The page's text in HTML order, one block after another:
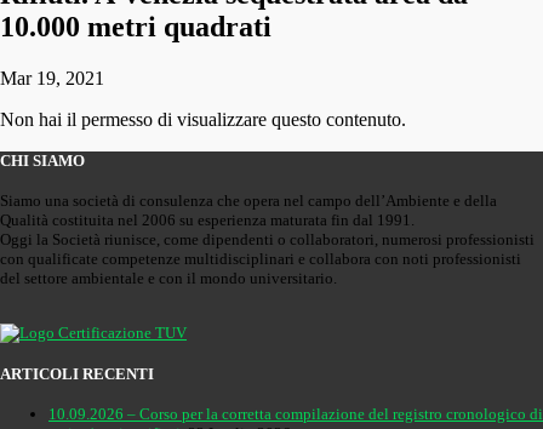
10.000 metri quadrati
Mar 19, 2021
Non hai il permesso di visualizzare questo contenuto.
CHI SIAMO
Siamo una società di consulenza che opera nel campo dell’Ambiente e della
Qualità costituita nel 2006 su esperienza maturata fin dal 1991.
Oggi la Società riunisce, come dipendenti o collaboratori, numerosi professionisti
con qualificate competenze multidisciplinari e collabora con noti professionisti
del settore ambientale e con il mondo universitario.
ARTICOLI RECENTI
10.09.2026 – Corso per la corretta compilazione del registro cronologico di